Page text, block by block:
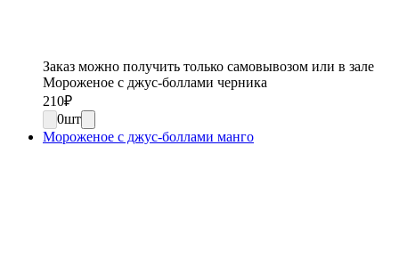
Заказ можно получить только самовывозом или в зале
Мороженое с джус-боллами черника
210₽
0шт
Мороженое с джус-боллами манго